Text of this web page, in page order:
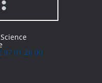
97 01 26 00